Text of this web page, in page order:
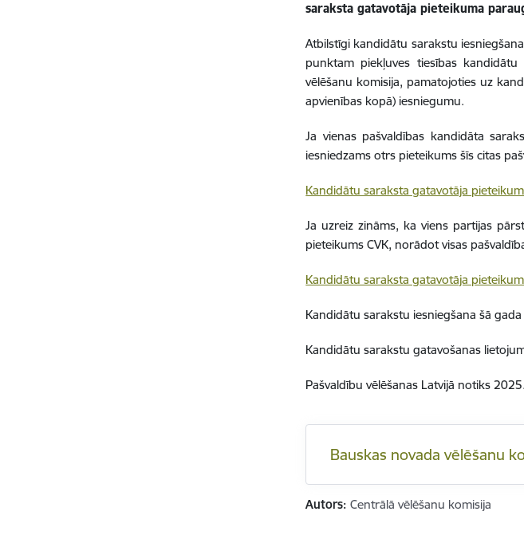
saraksta gatavotāja pieteikuma
Atbilstīgi kandidātu sarakstu
punktam piekļuves tiesības
vēlēšanu komisija, pamatojoties uz
apvienības kopā) iesniegumu.
Ja vienas pašvaldības kandidāta
iesniedzams otrs pieteikums šīs citas
Kandidātu saraksta gatavotāja
Ja uzreiz zināms, ka viens partijas
pieteikums CVK, norādot visas
Kandidātu saraksta gatavotāja
Kandidātu sarakstu iesniegšana šā
Kandidātu sarakstu gatavošanas
Pašvaldību vēlēšanas Latvijā notiks
Bauskas novada vēlēšanu
Autors: Centrālā vēlēšanu komisija